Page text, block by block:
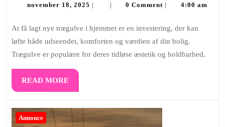
lagt
specialister
november 18, 2025 november
| | 0 Comment | 4:00 am
At få lagt nye trægulve i hjemmet er en investering, der kan
løfte både udseendet, komforten og værdien af din bolig.
Trægulve er populære for deres tidløse æstetik og holdbarhed,
READ MOREREAD
MORE
Annonce